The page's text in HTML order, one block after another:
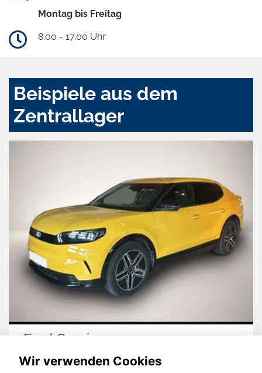
Montag bis Freitag
8.00 - 17.00 Uhr
Beispiele aus dem
Zentrallager
Ford Capri
Wir verwenden Cookies